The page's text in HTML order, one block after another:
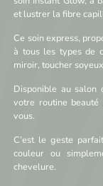
et lustrer la fibre
Ce soin express,
à tous les types de
miroir, toucher
Disponible au salon
votre routine
vous.
C’est le geste
couleur ou
chevelure.